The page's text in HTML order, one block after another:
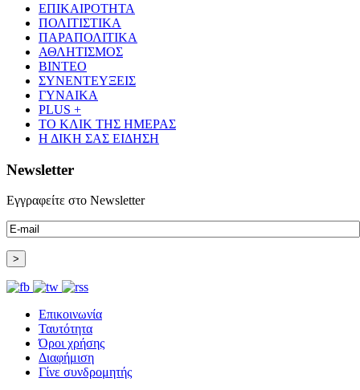
ΕΠΙΚΑΙΡΟΤΗΤΑ
ΠΟΛΙΤΙΣΤΙΚΑ
ΠΑΡΑΠΟΛΙΤΙΚΑ
ΑΘΛΗΤΙΣΜΟΣ
ΒΙΝΤΕΟ
ΣΥΝΕΝΤΕΥΞΕΙΣ
ΓΥΝΑΙΚΑ
PLUS +
ΤΟ ΚΛΙΚ ΤΗΣ ΗΜΕΡΑΣ
Η ΔΙΚΗ ΣΑΣ ΕΙΔΗΣΗ
Newsletter
Εγγραφείτε στο Newsletter
Επικοινωνία
Ταυτότητα
Όροι χρήσης
Διαφήμιση
Γίνε συνδρομητής